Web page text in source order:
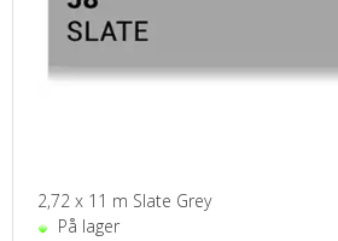
2,72 x 11 m Slate Grey
På lager